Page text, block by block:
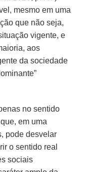
mesmo em uma
que não seja,
vigente, e
aos
da sociedade
no sentido
em uma
pode desvelar
o sentido real
sociais